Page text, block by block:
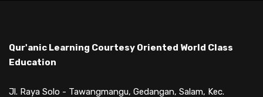
Qur'anic Learning Courtesy Oriented World Class
Education
Jl. Raya Solo - Tawangmangu, Gedangan, Salam, Kec.